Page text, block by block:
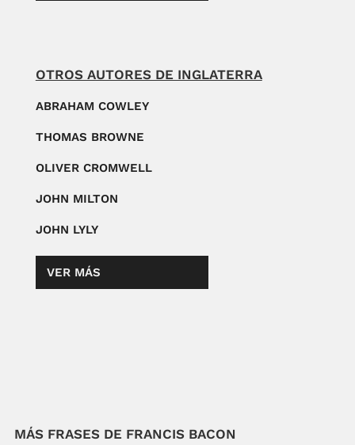
OTROS AUTORES DE INGLATERRA
ABRAHAM COWLEY
THOMAS BROWNE
OLIVER CROMWELL
JOHN MILTON
JOHN LYLY
VER MÁS
MÁS FRASES DE FRANCIS BACON